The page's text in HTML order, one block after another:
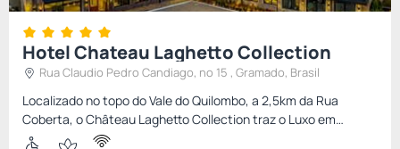
Hotel Chateau Laghetto Collection
Rua Claudio Pedro Candiago, nº 15 , Gramado, Brasil
Localizado no topo do Vale do Quilombo, a 2,5km da Rua
Coberta, o Château Laghetto Collection traz o Luxo em
Experiências, elevando a sofisticação e requinte de serviços